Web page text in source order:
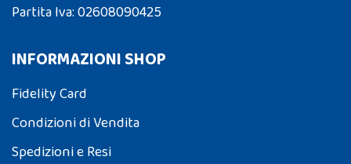
Partita Iva: 02608090425
INFORMAZIONI SHOP
Fidelity Card
Condizioni di Vendita
Spedizioni e Resi